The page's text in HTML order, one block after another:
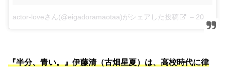
actor-loveさん(@eigadoramaotaa)がシェアした投稿 – 2018年 5月月31日午前1時11分PDT
『半分、青い。』伊藤清（古畑星夏）は、高校時代に律